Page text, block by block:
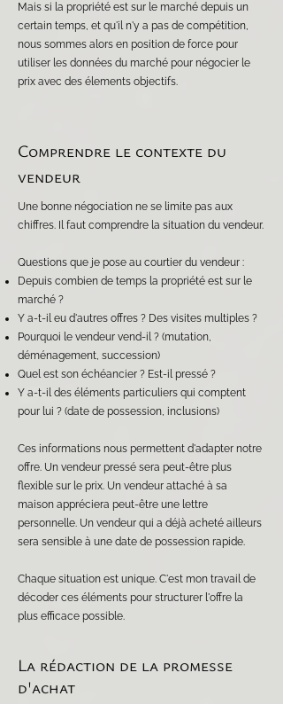
Mais si la propriété est sur le marché depuis un
certain temps, et qu'il n'y a pas de compétition,
nous sommes alors en position de force pour
utiliser les données du marché pour négocier le
prix avec des élements objectifs.
Comprendre le contexte du
vendeur
Une bonne négociation ne se limite pas aux
chiffres. Il faut comprendre la situation du vendeur.
Questions que je pose au courtier du vendeur :
Depuis combien de temps la propriété est sur le
marché ?
Y a-t-il eu d'autres offres ? Des visites multiples ?
Pourquoi le vendeur vend-il ? (mutation,
déménagement, succession)
Quel est son échéancier ? Est-il pressé ?
Y a-t-il des éléments particuliers qui comptent
pour lui ? (date de possession, inclusions)
Ces informations nous permettent d'adapter notre
offre. Un vendeur pressé sera peut-être plus
flexible sur le prix. Un vendeur attaché à sa
maison appréciera peut-être une lettre
personnelle. Un vendeur qui a déjà acheté ailleurs
sera sensible à une date de possession rapide.
Chaque situation est unique. C'est mon travail de
décoder ces éléments pour structurer l'offre la
plus efficace possible.
La rédaction de la promesse
d'achat